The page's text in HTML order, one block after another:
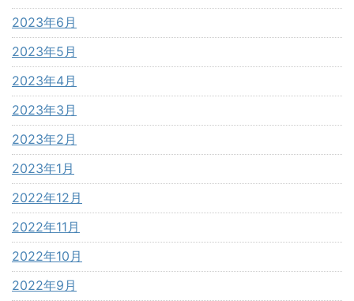
2023年6月
2023年5月
2023年4月
2023年3月
2023年2月
2023年1月
2022年12月
2022年11月
2022年10月
2022年9月